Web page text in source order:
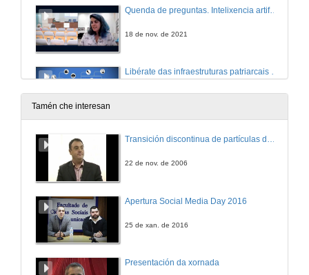
Quenda de preguntas. Intelixencia artificial, transparencia e explicabilidad para promover modelos intelixentes feministas
18 de nov. de 2021
Libérate das infraestruturas patriarcais de GAFAM
18 de nov. de 2021
Conferencia
Conferencia
Quenda de preguntas. Mesa redonda
Tamén che interesan
Transición discontinua de partículas de microgel termosensible
22 de nov. de 2006
Apertura Social Media Day 2016
25 de xan. de 2016
Presentación da xornada